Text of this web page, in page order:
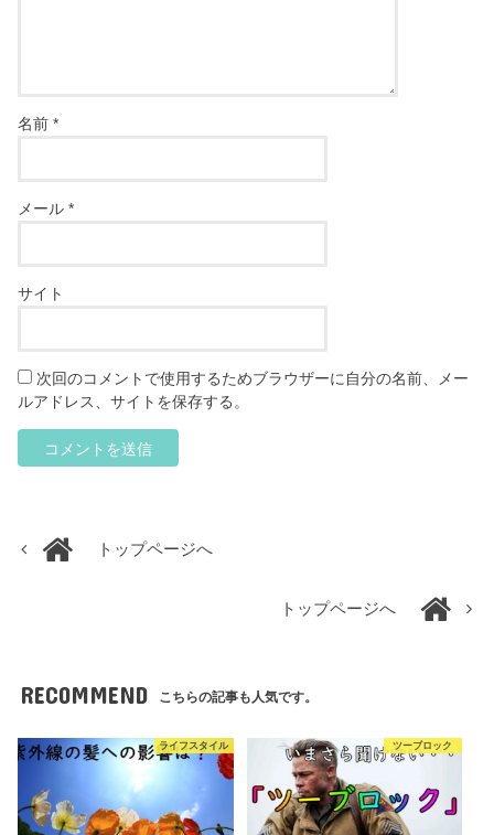
名前*
メール*
サイト
次回のコメントで使用するためブラウザーに自分の名前、メー
ルアドレス、サイトを保存する。
トップページへ
トップページへ
RECOMMEND こちらの記事も人気です。
ライフスタイル ツーブロック